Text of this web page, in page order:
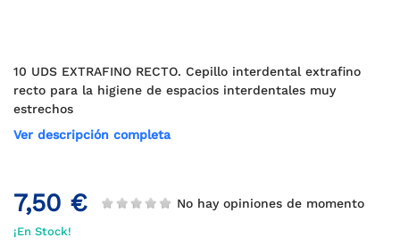
10 UDS EXTRAFINO RECTO. Cepillo interdental extrafino
recto para la higiene de espacios interdentales muy
estrechos
Ver descripción completa
7,50 € No hay opiniones de momento
¡En Stock!